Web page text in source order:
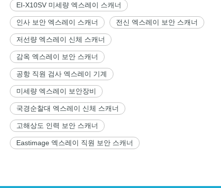
EI-X10SV 미세량 엑스레이 스캐너
인사 보안 엑스레이 스캐너 전신 엑스레이 보안 스캐너
저선량 엑스레이 신체 스캐너
감옥 엑스레이 보안 스캐너
공항 직원 검사 엑스레이 기계
미세량 엑스레이 보안장비
국경순찰대 엑스레이 신체 스캐너
고해상도 인력 보안 스캐너
Eastimage 엑스레이 직원 보안 스캐너